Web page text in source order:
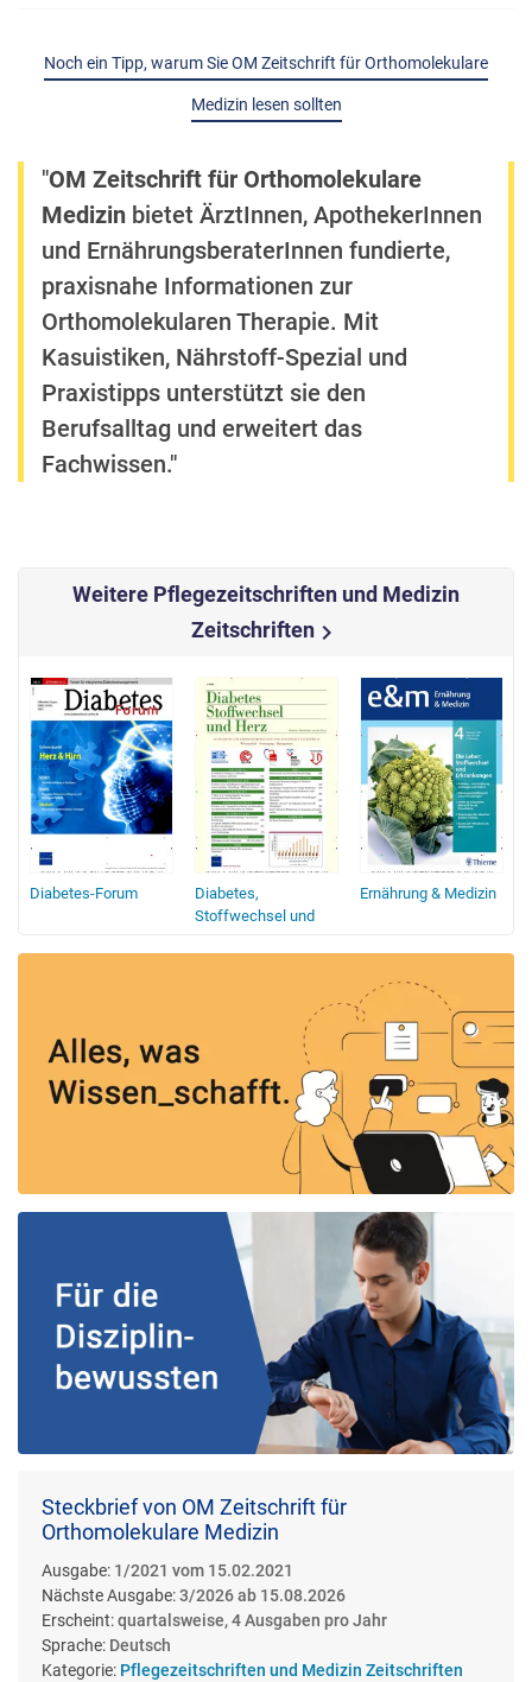
Noch ein Tipp, warum Sie OM Zeitschrift für Orthomolekulare
Medizin lesen sollten
"OM Zeitschrift für Orthomolekulare
Medizin bietet ÄrztInnen, ApothekerInnen
und ErnährungsberaterInnen fundierte,
praxisnahe Informationen zur
Orthomolekularen Therapie. Mit
Kasuistiken, Nährstoff-Spezial und
Praxistipps unterstützt sie den
Berufsalltag und erweitert das
Fachwissen."
Weitere Pflegezeitschriften und Medizin
Zeitschriftenchevron_right
Diabetes-Forum
Diabetes,
Stoffwechsel und
Ernährung & Medizin
Steckbrief von OM Zeitschrift für
Orthomolekulare Medizin
Ausgabe: 1/2021 vom 15.02.2021
Nächste Ausgabe:3/2026 ab 15.08.2026
Erscheint:quartalsweise, 4 Ausgaben pro Jahr
Sprache: Deutsch
Kategorie: Pflegezeitschriften und Medizin Zeitschriften